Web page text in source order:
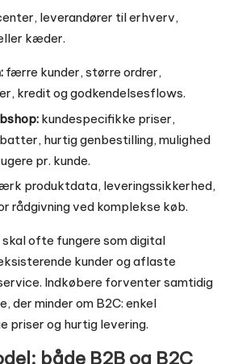
leverandører til erhverv,
kæder.
færre kunder, større ordrer,
kredit og godkendelsesflows.
kundespecifikke priser,
hurtig genbestilling, mulighed
pr. kunde.
produktdata, leveringssikkerhed,
rådgivning ved komplekse køb.
ofte fungere som digital
kunder og aflaste
Indkøbere forventer samtidig
der minder om B2C: enkel
priser og hurtig levering.
både B2B og B2C